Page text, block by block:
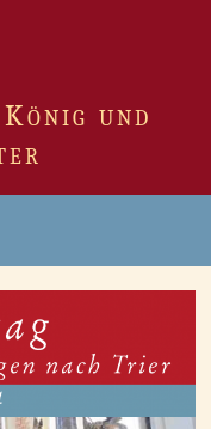
und